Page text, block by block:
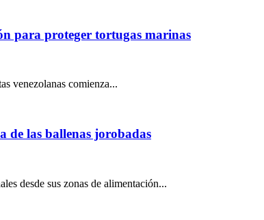
para proteger tortugas marinas
venezolanas comienza...
de las ballenas jorobadas
desde sus zonas de alimentación...